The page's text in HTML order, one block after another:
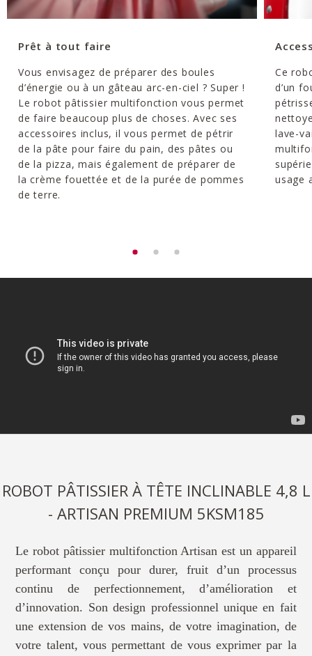
Prêt à tout faire
Vous envisagez de préparer des boules
d’énergie ou à un gâteau arc-en-ciel ? Super !
Le robot pâtissier multifonction vous permet
de faire beaucoup plus de choses. Avec ses
accessoires inclus, il vous permet de pétrir
de la pâte pour faire du pain, des pâtes ou
de la pizza, mais également de préparer de
la crème fouettée et de la purée de pommes
de terre.
Ce
d’un
lave-
usage
ROBOT PÂTISSIER À TÊTE INCLINABLE 4,8 L
- ARTISAN PREMIUM 5KSM185
Le robot pâtissier multifonction Artisan est un appareil
performant conçu pour durer, fruit d’un processus
continu de perfectionnement, d’amélioration et
d’innovation. Son design professionnel unique en fait
une extension de vos mains, de votre imagination, de
votre talent, vous permettant de vous exprimer par la